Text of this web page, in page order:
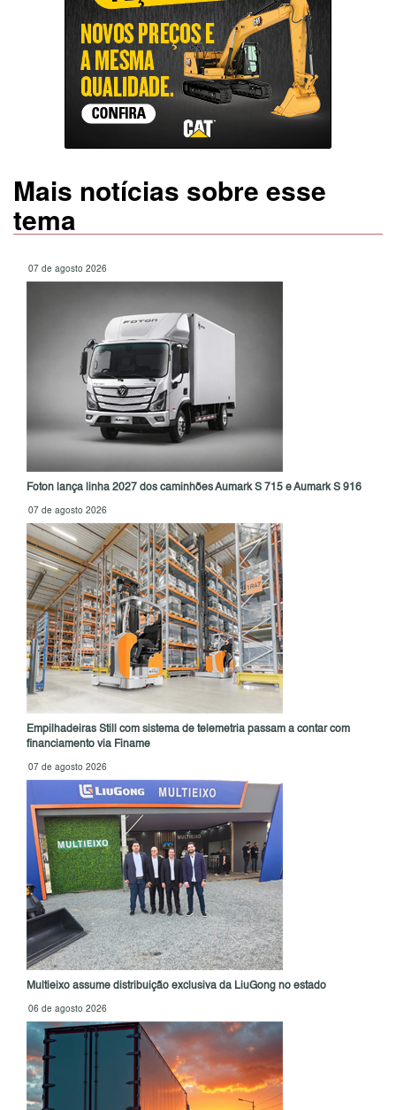
Mais notícias sobre esse
tema
07 de agosto 2026
Foton lança linha 2027 dos caminhões Aumark S 715 e Aumark S 916
07 de agosto 2026
Empilhadeiras Still com sistema de telemetria passam a contar com
financiamento via Finame
07 de agosto 2026
Multieixo assume distribuição exclusiva da LiuGong no estado
06 de agosto 2026